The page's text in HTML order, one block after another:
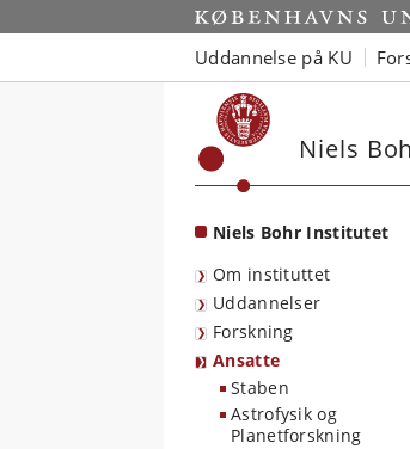
Start
Uddannelse på KU
Niels
Niels Bohr Institutet
Om instituttet
Uddannelser
Forskning
Ansatte
Staben
Astrofysik og
Planetforskning